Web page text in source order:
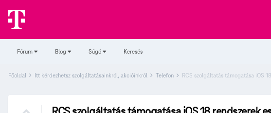
Fórum Blog Súgó Keresés
Főoldal Itt kérdezhetsz szolgáltatásainkról, akcióinkról Telefon RCS szolgáltatás támogatása iOS